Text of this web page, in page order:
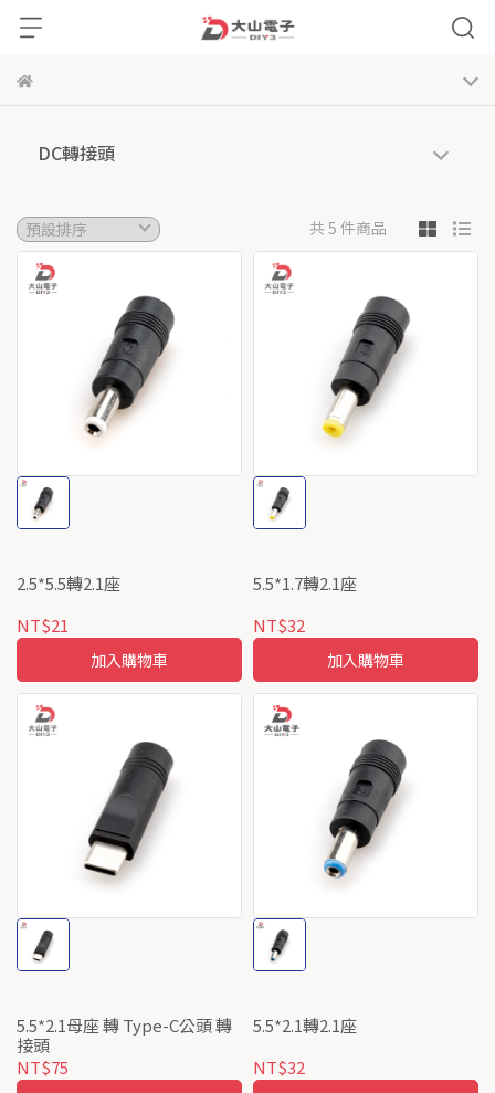
DC轉接頭
共 5 件商品
2.5*5.5轉2.1座
NT$21
加入購物車
5.5*1.7轉2.1座
NT$32
加入購物車
5.5*2.1母座 轉 Type-C公頭 轉
接頭
NT$75
5.5*2.1轉2.1座
NT$32